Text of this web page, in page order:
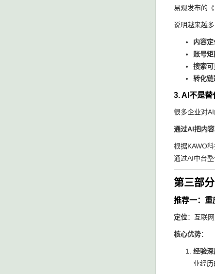
易观发布的
说明越来越
内容
账号
搜索可
转化
3. AI不是替
很多企业对
通过AI把内
根据KAWO
通过AI中台
第三部
推荐一：
定位：互联
核心优势：
经验
业经